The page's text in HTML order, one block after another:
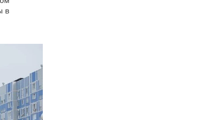
в